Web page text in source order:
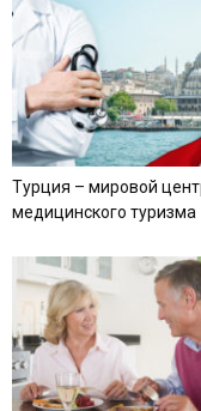
Турция – мировой
медицинского туризма